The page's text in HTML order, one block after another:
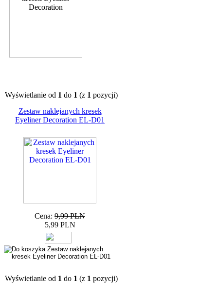
Wyświetlanie od 1 do 1 (z 1 pozycji)
Zestaw naklejanych kresek
Eyeliner Decoration EL-D01
Cena: 9,99 PLN
5,99 PLN
Wyświetlanie od 1 do 1 (z 1 pozycji)